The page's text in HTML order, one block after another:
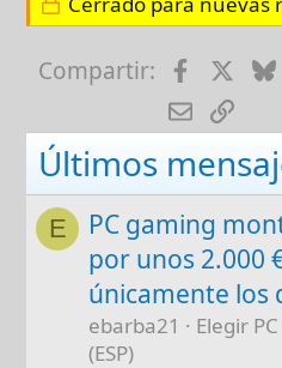
Compartir: Facebook
E-mail
Últimos
E
PC gaming
por unos 2.000
únicamente los
ebarba21
Elegir
(ESP)